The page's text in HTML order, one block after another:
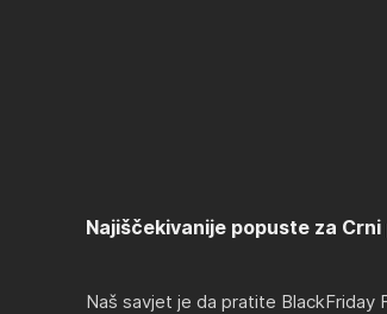
Najiščekivanije popuste za
Naš savjet je da pratite BlackFriday